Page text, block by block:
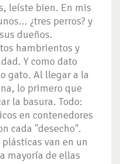
leíste bien. En mis
¿tres perros? y
dueños.
hambrientos y
Y como dato
gato. Al llegar a la
lo primero que
la basura. Todo:
en contenedores
cada ''desecho''.
van en un
mayoría de ellas